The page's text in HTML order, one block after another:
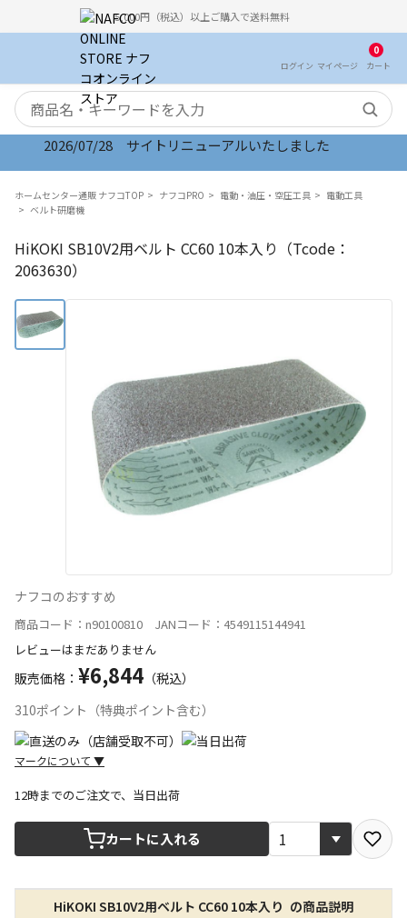
5,000円（税込）以上ご購入で送料無料
ログイン マイ ページ
0
カート
検索キーワード
2026/08/06 オンラインストア お盆期間のご注文・配送
2026/07/28 サイトリニューアルいたしました
ホームセンター通販 ナフコTOP ナフコPRO 電動・油圧・空圧工具
電動工具
ベルト研磨機
HiKOKI SB10V2用ベルト CC60 10本入り（Tcode：
2063630）
ナフコのおすすめ
商品コード：n90100810 JANコード：4549115144941
レビューはまだありません
販売価格： ¥6,844 （税込）
310ポイント（特典ポイント含む）
マークについて ▼
宅配や店舗受取を選択できる商品です
店舗のみで受取できる商品です（宅配便でのお届けが
できません）
12時までのご注文で、当日出荷
カートに入れる
HiKOKI SB10V2用ベルト CC60 10本入り の商品説明